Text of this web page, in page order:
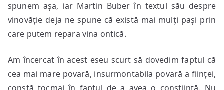
spunem așa, iar Martin Buber în textul său despre
vinovăție deja ne spune că există mai mulți pași prin
care putem repara vina ontică.
Am încercat în acest eseu scurt să dovedim faptul că
cea mai mare povară, insurmontabila povară a ființei,